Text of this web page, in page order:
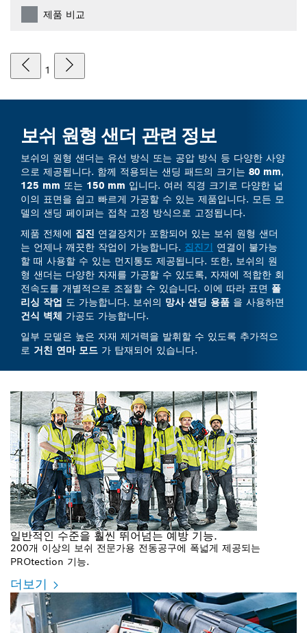
제품 비교
1
보쉬 원형 샌더 관련 정보
보쉬의 원형 샌더는 유선 방식 또는 공압 방식 등 다양한 사양
으로 제공됩니다. 함께 적용되는 샌딩 패드의 크기는 80 mm,
125 mm 또는 150 mm 입니다. 여러 직경 크기로 다양한 넓
이의 표면을 쉽고 빠르게 가공할 수 있는 제품입니다. 모든 모
델의 샌딩 페이퍼는 접착 고정 방식으로 고정됩니다.
제품 전체에 집진 연결장치가 포함되어 있는 보쉬 원형 샌더
는 언제나 깨끗한 작업이 가능합니다. 집진기 연결이 불가능
할 때 사용할 수 있는 먼지통도 제공됩니다. 또한, 보쉬의 원
형 샌더는 다양한 자재를 가공할 수 있도록, 자재에 적합한 회
전속도를 개별적으로 조절할 수 있습니다. 이에 따라 표면 폴
리싱 작업 도 가능합니다. 보쉬의 망사 샌딩 용품 을 사용하면
건식 벽체 가공도 가능합니다.
일부 모델은 높은 자재 제거력을 발휘할 수 있도록 추가적으
로 거친 연마 모드 가 탑재되어 있습니다.
일반적인 수준을 훨씬 뛰어넘는 예방 기능.
200개 이상의 보쉬 전문가용 전동공구에 폭넓게 제공되는
PROtection 기능.
더보기